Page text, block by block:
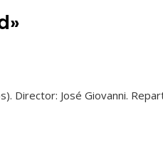
Director: José Giovanni.